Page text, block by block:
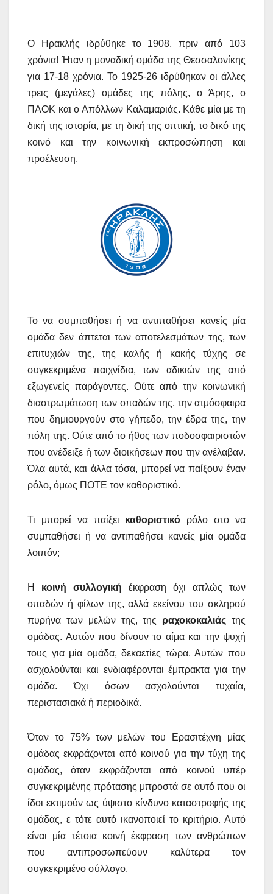
Ο Ηρακλής ιδρύθηκε το 1908, πριν από 103
χρόνια! Ήταν η μοναδική ομάδα της Θεσσαλονίκης
για 17-18 χρόνια. Το 1925-26 ιδρύθηκαν οι άλλες
τρεις (μεγάλες) ομάδες της πόλης, ο Άρης, ο
ΠΑΟΚ και ο Απόλλων Καλαμαριάς. Κάθε μία με τη
δική της ιστορία, με τη δική της οπτική, το δικό της
κοινό και την κοινωνική εκπροσώπηση και
προέλευση.
Το να συμπαθήσει ή να αντιπαθήσει κανείς μία
ομάδα δεν άπτεται των αποτελεσμάτων της, των
επιτυχιών της, της καλής ή κακής τύχης σε
συγκεκριμένα παιχνίδια, των αδικιών της από
εξωγενείς παράγοντες. Ούτε από την κοινωνική
διαστρωμάτωση των οπαδών της, την ατμόσφαιρα
που δημιουργούν στο γήπεδο, την έδρα της, την
πόλη της. Ούτε από το ήθος των ποδοσφαιριστών
που ανέδειξε ή των διοικήσεων που την ανέλαβαν.
Όλα αυτά, και άλλα τόσα, μπορεί να παίξουν έναν
ρόλο, όμως ΠΟΤΕ τον καθοριστικό.
Τι μπορεί να παίξει καθοριστικό ρόλο στο να
συμπαθήσει ή να αντιπαθήσει κανείς μία ομάδα
λοιπόν;
Η κοινή συλλογική έκφραση όχι απλώς των
οπαδών ή φίλων της, αλλά εκείνου του σκληρού
πυρήνα των μελών της, της ραχοκοκαλιάς της
ομάδας. Αυτών που δίνουν το αίμα και την ψυχή
τους για μία ομάδα, δεκαετίες τώρα. Αυτών που
ασχολούνται και ενδιαφέρονται έμπρακτα για την
ομάδα. Όχι όσων ασχολούνται τυχαία,
περιστασιακά ἠ περιοδικά.
Όταν το 75% των μελών του Ερασιτέχνη μίας
ομάδας εκφράζονται από κοινού για την τύχη της
ομάδας, όταν εκφράζονται από κοινού υπέρ
συγκεκριμένης πρότασης μπροστά σε αυτό που οι
ίδοι εκτιμούν ως ύψιστο κίνδυνο καταστροφής της
ομάδας, ε τότε αυτό ικανοποιεί το κριτήριο. Αυτό
είναι μία τέτοια κοινή έκφραση των ανθρώπων
που αντιπροσωπεύουν καλύτερα τον
συγκεκριμένο σύλλογο.